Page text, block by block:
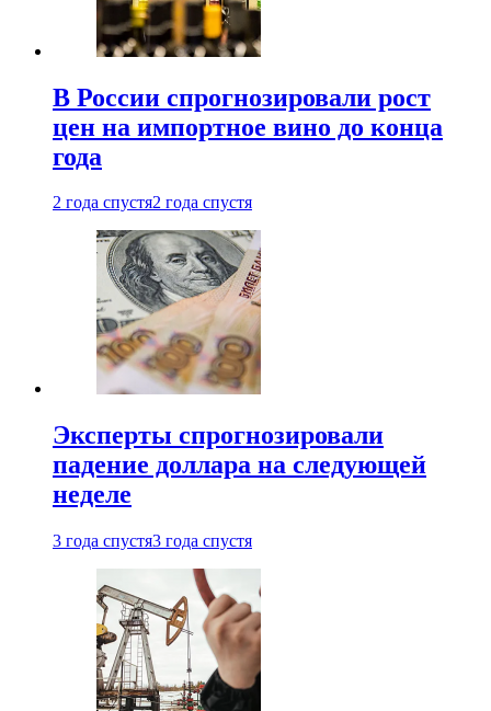
В России спрогнозировали рост
цен на импортное вино до конца
года
2 года спустя2 года спустя
Эксперты спрогнозировали
падение доллара на следующей
неделе
3 года спустя3 года спустя